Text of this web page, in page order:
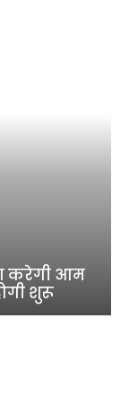
करेगी आम
शुरू